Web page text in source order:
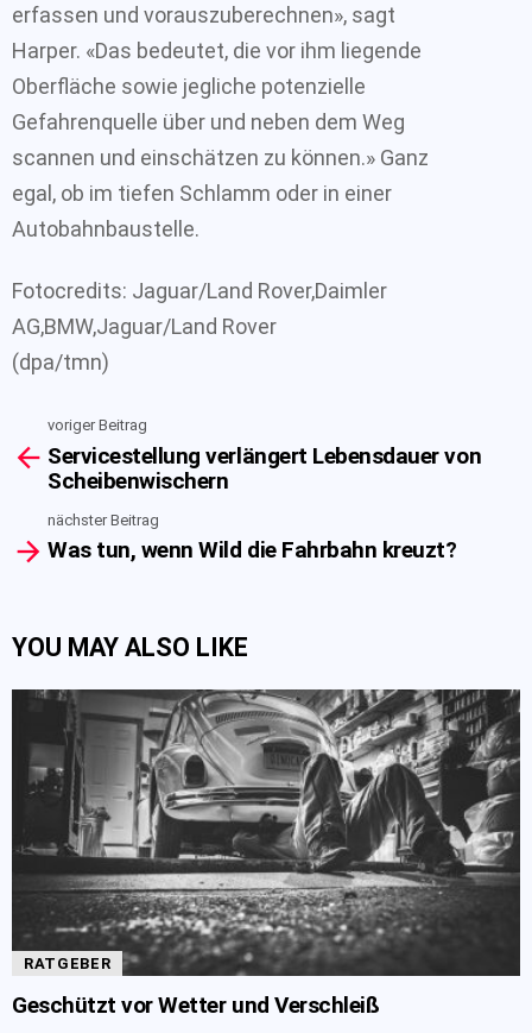
erfassen und vorauszuberechnen», sagt
Harper. «Das bedeutet, die vor ihm liegende
Oberfläche sowie jegliche potenzielle
Gefahrenquelle über und neben dem Weg
scannen und einschätzen zu können.» Ganz
egal, ob im tiefen Schlamm oder in einer
Autobahnbaustelle.
Fotocredits: Jaguar/Land Rover,Daimler
AG,BMW,Jaguar/Land Rover
(dpa/tmn)
more
voriger Beitrag
Servicestellung verlängert Lebensdauer von
Scheibenwischern
nächster Beitrag
Was tun, wenn Wild die Fahrbahn kreuzt?
YOU MAY ALSO LIKE
RATGEBER
Geschützt vor Wetter und Verschleiß